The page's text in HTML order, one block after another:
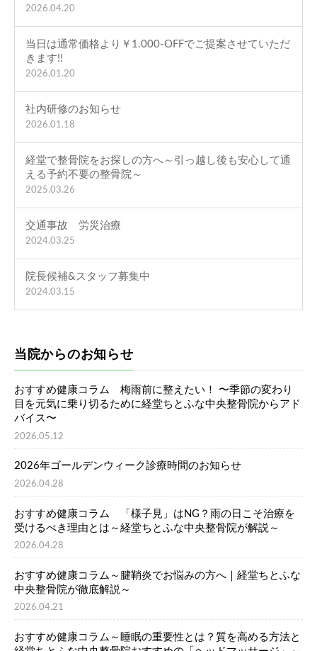
2026.04.20
当日は通常価格より￥1.000-OFFでご提案させていただ
きます!!
2026.01.20
社内研修のお知らせ
2026.01.18
経堂で整骨院をお探しの方へ～引っ越し後も安心して通
える予約不要の整骨院～
2025.03.26
交通事故 労災治療
2024.03.25
院長候補&スタッフ募集中
2024.03.15
当院からのお知らせ
おすすめ健康コラム 梅雨前に整えたい！ 〜季節の変わり
目を元気に乗り切るために経堂ちとふな中央整骨院からアド
バイス〜
2026.05.12
2026年ゴールデンウィーク診療時間のお知らせ
2026.04.28
おすすめ健康コラム 「様子見」はNG？雨の日こそ治療を
受けるべき理由とは～経堂ちとふな中央整骨院が解説～
2026.04.28
おすすめ健康コラム～腱鞘炎でお悩みの方へ｜経堂ちとふな
中央整骨院が徹底解説～
2026.04.21
おすすめ健康コラム～睡眠の重要性とは？質を高める方法と